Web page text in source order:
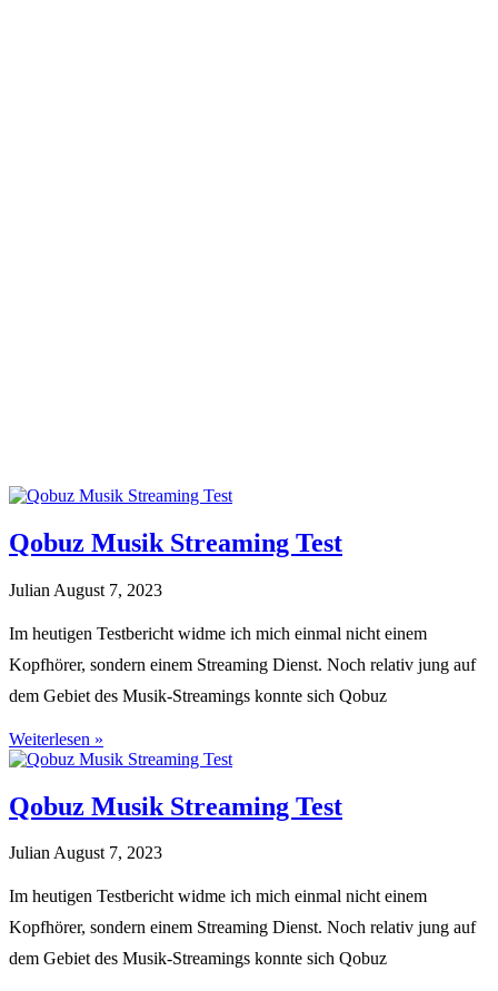
Qobuz Musik Streaming Test
Julian August 7, 2023
Im heutigen Testbericht widme ich mich einmal nicht einem
Kopfhörer, sondern einem Streaming Dienst. Noch relativ jung auf
dem Gebiet des Musik-Streamings konnte sich Qobuz
Weiterlesen »
Qobuz Musik Streaming Test
JulianAugust 7, 2023
Im heutigen Testbericht widme ich mich einmal nicht einem
Kopfhörer, sondern einem Streaming Dienst. Noch relativ jung auf
dem Gebiet des Musik-Streamings konnte sich Qobuz